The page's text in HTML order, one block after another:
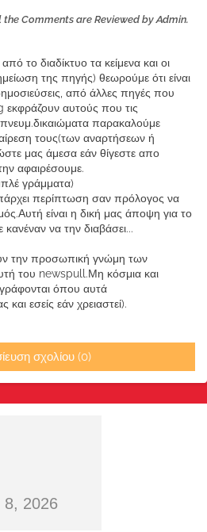
the Comments are Reviewed by Admin.
το διαδίκτυο τα κείμενα και οι
της πηγής) θεωρούμε ότι είναι
από άλλες πηγές που
αυτούς που τις
παρακαλούμε
τους(των αναρτήσεων ή
μας άμεσα εάν θίγεστε απο
αφαιρέσουμε.
γράμματα)
περίπτωση σαν πρόλογος να
είναι η δική μας άποψη για το
να την διαβάσει...
την προσωπική γνώμη των
του newspull.Μη κόσμια και
όπου αυτά
και εσείς εάν χρειαστεί).
σχολίου (0)
8, 2026